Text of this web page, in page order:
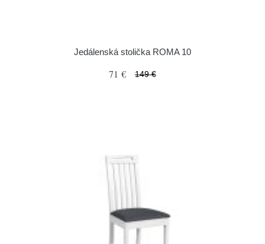
Jedálenská stolička ROMA 10
71 € 149 €